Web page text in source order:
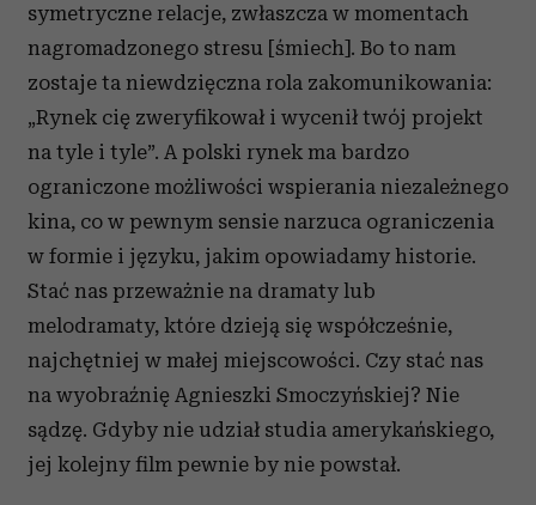
symetryczne relacje, zwłaszcza w momentach
nagromadzonego stresu [śmiech]. Bo to nam
zostaje ta niewdzięczna rola zakomunikowania:
„Rynek cię zweryfikował i wycenił twój projekt
na tyle i tyle”. A polski rynek ma bardzo
ograniczone możliwości wspierania niezależnego
kina, co w pewnym sensie narzuca ograniczenia
w formie i języku, jakim opowiadamy historie.
Stać nas przeważnie na dramaty lub
melodramaty, które dzieją się współcześnie,
najchętniej w małej miejscowości. Czy stać nas
na wyobraźnię Agnieszki Smoczyńskiej? Nie
sądzę. Gdyby nie udział studia amerykańskiego,
jej kolejny film pewnie by nie powstał.